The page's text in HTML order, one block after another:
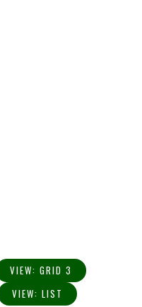
VIEW: GRID 3
VIEW: LIST